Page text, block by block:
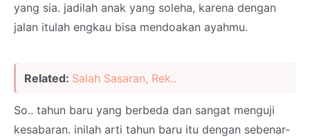
yang sia. jadilah anak yang soleha, karena dengan
jalan itulah engkau bisa mendoakan ayahmu.
Related: Salah Sasaran, Rek..
So.. tahun baru yang berbeda dan sangat menguji
kesabaran. inilah arti tahun baru itu dengan sebenar-